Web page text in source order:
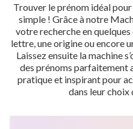
Trouver le prénom idéal pour
simple ! Grâce à notre
votre recherche en
lettre, une origine ou encore
Laissez ensuite la machine
des prénoms parfaitement
pratique et inspirant pour
dans leur choix